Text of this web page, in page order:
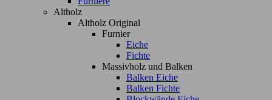
Altholz
Altholz Original
Furnier
Eiche
Fichte
Massivholz und Balken
Balken Eiche
Balken Fichte